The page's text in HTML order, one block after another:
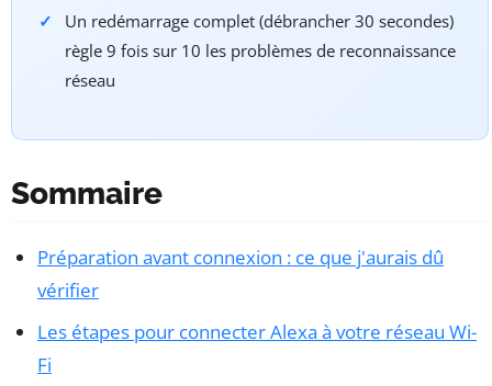
Un redémarrage complet (débrancher 30 secondes)
règle 9 fois sur 10 les problèmes de reconnaissance
réseau
Sommaire
Préparation avant connexion : ce que j'aurais dû
vérifier
Les étapes pour connecter Alexa à votre réseau Wi-
Fi